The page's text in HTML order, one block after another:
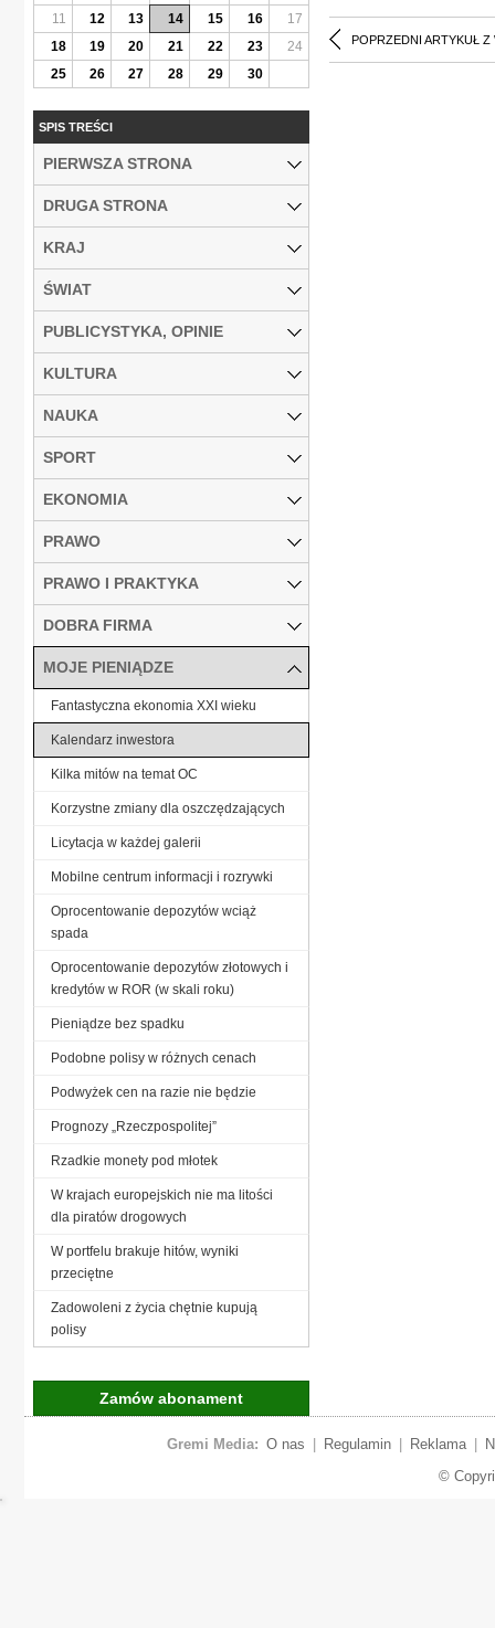
POPRZEDNI ARTYKUŁ Z
11
12 13 14 15 16
17
18
19 20 21 22 23
24
25
26 27 28 29 30
SPIS TREŚCI
PIERWSZA STRONA
DRUGA STRONA
KRAJ
ŚWIAT
PUBLICYSTYKA, OPINIE
KULTURA
NAUKA
SPORT
EKONOMIA
PRAWO
PRAWO I PRAKTYKA
DOBRA FIRMA
MOJE PIENIĄDZE
Fantastyczna ekonomia XXI wieku
Kalendarz inwestora
Kilka mitów na temat OC
Korzystne zmiany dla oszczędzających
Licytacja w każdej galerii
Mobilne centrum informacji i rozrywki
Oprocentowanie depozytów wciąż
spada
Oprocentowanie depozytów złotowych i
kredytów w ROR (w skali roku)
Pieniądze bez spadku
Podobne polisy w różnych cenach
Podwyżek cen na razie nie będzie
Prognozy „Rzeczpospolitej”
Rzadkie monety pod młotek
W krajach europejskich nie ma litości
dla piratów drogowych
W portfelu brakuje hitów, wyniki
przeciętne
Zadowoleni z życia chętnie kupują
polisy
Zamów abonament
Gremi Media: O nas Regulamin Reklama
©